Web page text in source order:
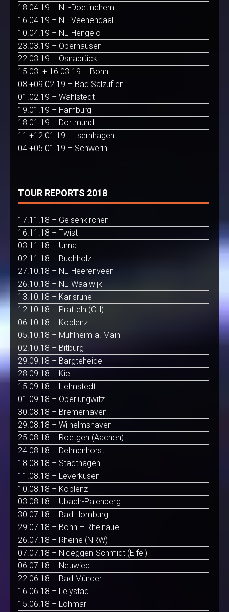
18.04.19 – NL-Doetinchem
16.04.19 – NL-Veenendaal
10.04.19 – NL-Hengelo
23.03.19 – Oberhausen
22.03.19 – Osnabrück
15.03. + 16.03.19 – Bonn
08.+09.02.19 – Bad Salzuflen
01.02.19 – Wahlstedt
19.01.19 – Hamburg
18.01.19 – Dortmund
11.+12.01.19 – Isernhagen
04.+05.01.19 – Schwerin
TOUR REPORTS 2018
17.11.18 – Gelsenkirchen
16.11.18 – Twist
03.11.18 – Unna
02.11.18 – Buchholz
27.10.18 – NL-Heerenveen
26.10.18 – NL-Waalwijk
13.10.18 – Karlsruhe
12.10.18 – Pratteln (CH)
06.10.18 – Koblenz
05.10.18 – Mühlheim a. Main
02.10.18 – Bitburg
29.09.18 – Bargteheide
28.09.18 – Kiel
15.09.18 – Helmstedt
01.09.18 – Oberlungwitz
30.08.18 – Bremerhaven
29.08.18 – Wilhelmshaven
25.08.18 – Roetgen (Aachen)
24.08.18 – Delmenhorst
18.08.18 – Stadthagen
11.08.18 – Leverkusen
10.08.18 – Koblenz
03.08.18 – Übach-Palenberg
30.07.18 – Bad Homburg
29.07.18 – Bonn – Rheinaue
26.07.18 – Rheine (NRW)
07.07.18 – Nideggen-Schmidt (Eifel)
06.07.18 – Neuwied
22.06.18 – Bad Münder
16.06.18 – Lelystad
15.06.18 – Lohmar